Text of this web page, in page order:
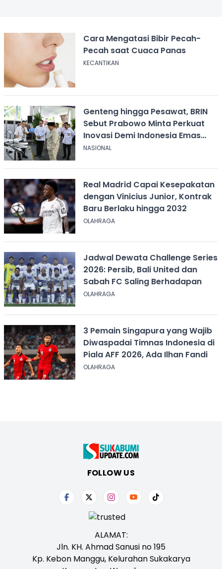
Cara Mengatasi Bibir Pecah-
Pecah saat Cuaca Panas
KECANTIKAN
Genteng hingga Pesawat, BRIN
Sebut Prabowo Minta Perkuat
Inovasi Demi Indonesia Emas
2045
NASIONAL
Real Madrid Capai Kesepakatan
dengan Vinicius Junior, Kontrak
Baru Berlaku hingga 2032
OLAHRAGA
Jadwal Dewata Challenge Series
2026: Persib, Bali United dan
Sabah FC Saling Berhadapan
OLAHRAGA
3 Pemain Singapura yang Wajib
Diwaspadai Timnas Indonesia di
Piala AFF 2026, Ada Ilhan Fandi
OLAHRAGA
FOLLOW US
ALAMAT:
Jln. KH. Ahmad Sanusi no 195
Kp. Kebon Manggu, Kelurahan Sukakarya